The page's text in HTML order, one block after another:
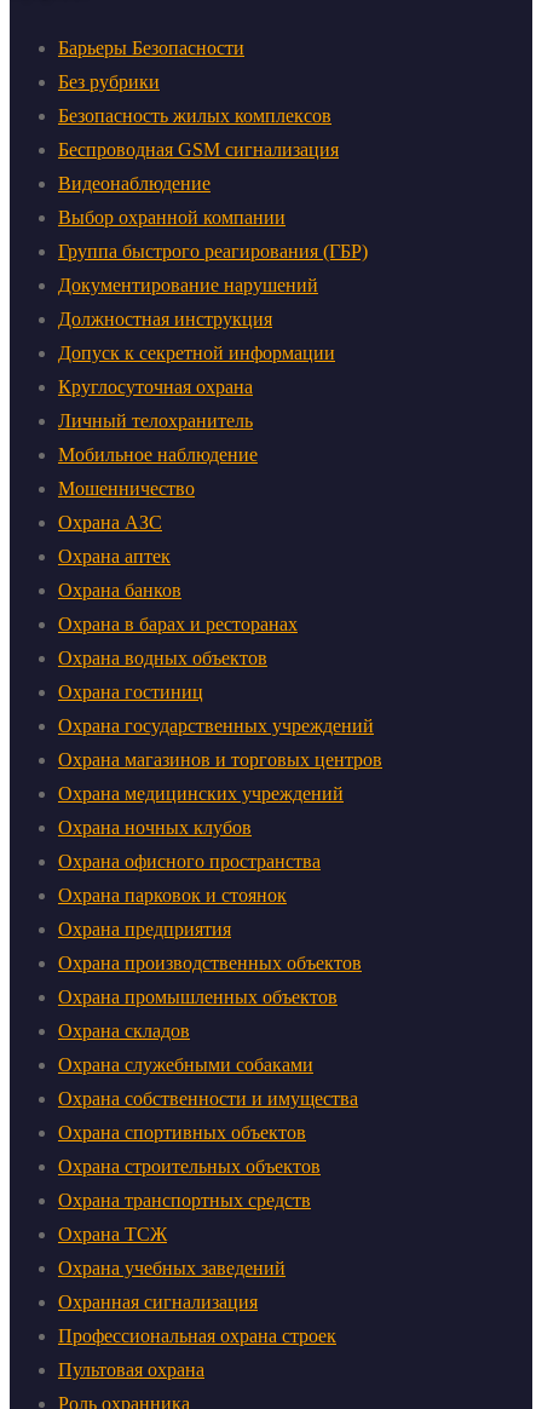
Барьеры Безопасности
Без рубрики
Безопасность жилых комплексов
Беспроводная GSM сигнализация
Видеонаблюдение
Выбор охранной компании
Группа быстрого реагирования (ГБР)
Документирование нарушений
Должностная инструкция
Допуск к секретной информации
Круглосуточная охрана
Личный телохранитель
Мобильное наблюдение
Мошенничество
Охрана АЗС
Охрана аптек
Охрана банков
Охрана в барах и ресторанах
Охрана водных объектов
Охрана гостиниц
Охрана государственных учреждений
Охрана магазинов и торговых центров
Охрана медицинских учреждений
Охрана ночных клубов
Охрана офисного пространства
Охрана парковок и стоянок
Охрана предприятия
Охрана производственных объектов
Охрана промышленных объектов
Охрана складов
Охрана служебными собаками
Охрана собственности и имущества
Охрана спортивных объектов
Охрана строительных объектов
Охрана транспортных средств
Охрана ТСЖ
Охрана учебных заведений
Охранная сигнализация
Профессиональная охрана строек
Пультовая охрана
Роль охранника